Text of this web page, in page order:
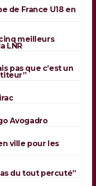
de France U18 en
meilleurs
LNR
pas que c’est un
Avogadro
ville pour les
du tout percuté”